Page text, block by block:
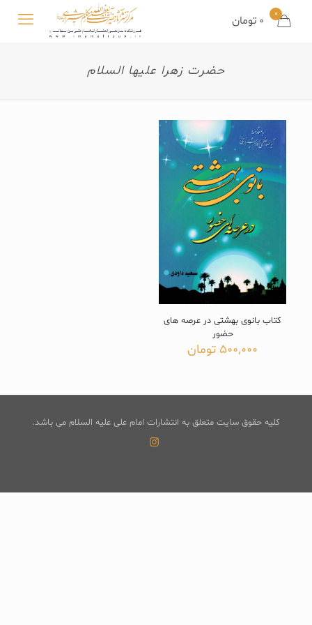
0 0 تومان
حضرت زهرا علیها السلام
کتاب بانوی بهشتی در عرصه های
حضور
500,000 تومان
کلیه حقوق سایت متعلق به انتشارات امام علی علیه السلام می باشد.